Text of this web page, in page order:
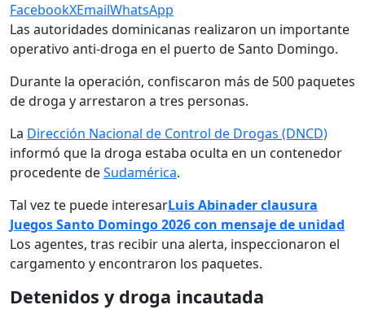
FacebookXEmailWhatsApp
Las autoridades dominicanas realizaron un importante
operativo anti-droga en el puerto de Santo Domingo.
Durante la operación, confiscaron más de 500 paquetes
de droga y arrestaron a tres personas.
La Dirección Nacional de Control de Drogas (DNCD)
informó que la droga estaba oculta en un contenedor
procedente deSudamérica.
Tal vez te puede interesarLuis Abinader clausura
Juegos Santo Domingo 2026 con mensaje de unidad
Los agentes, tras recibir una alerta, inspeccionaron el
cargamento y encontraron los paquetes.
Detenidos y droga incautada